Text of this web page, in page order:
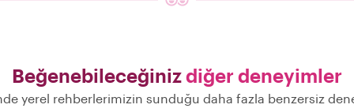
Beğenebileceğinizdiğer deneyimler
yerel rehberlerimizin sunduğu daha fazla benzersiz